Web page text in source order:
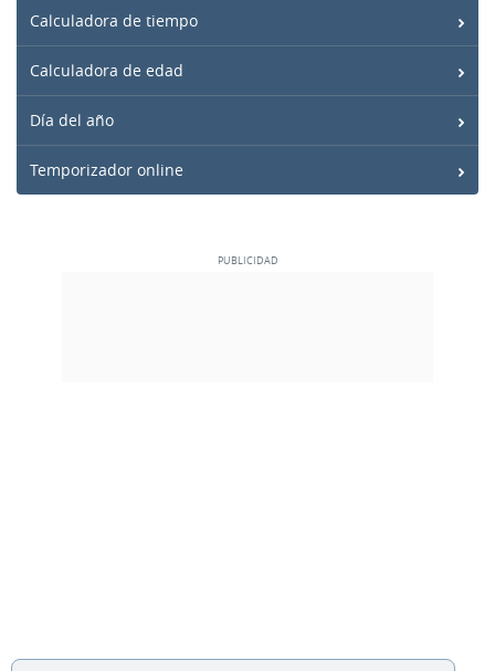
Calculadora de tiempo
Calculadora de edad
Día del año
Temporizador online